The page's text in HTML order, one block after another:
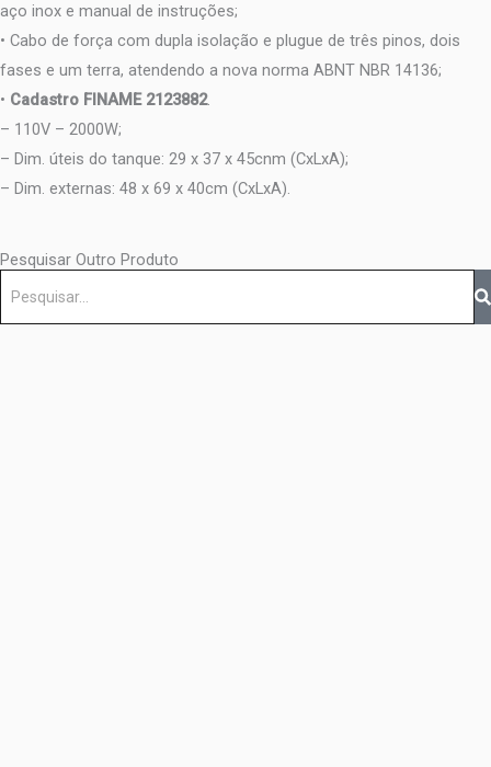
aço inox e manual de instruções;
• Cabo de força com dupla isolação e plugue de três pinos, dois
fases e um terra, atendendo a nova norma ABNT NBR 14136;
• Cadastro FINAME 2123882.
– 110V – 2000W;
– Dim. úteis do tanque: 29 x 37 x 45cnm (CxLxA);
– Dim. externas: 48 x 69 x 40cm (CxLxA).
Pesquisar Outro Produto